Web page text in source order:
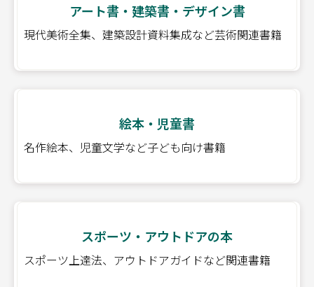
アート書・建築書・デザイン書
現代美術全集、建築設計資料集成など芸術関連書籍
絵本・児童書
名作絵本、児童文学など子ども向け書籍
スポーツ・アウトドアの本
スポーツ上達法、アウトドアガイドなど関連書籍